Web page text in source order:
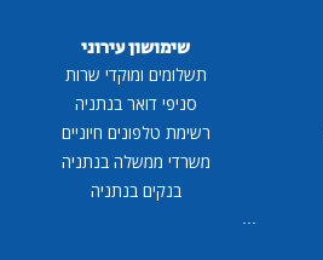
שימושון עירוני
תשלומים ומוקדי שרות
סניפי דואר בנתניה
רשימת טלפונים חיוניים
משרדי ממשלה בנתניה
בנקים בנתניה
...